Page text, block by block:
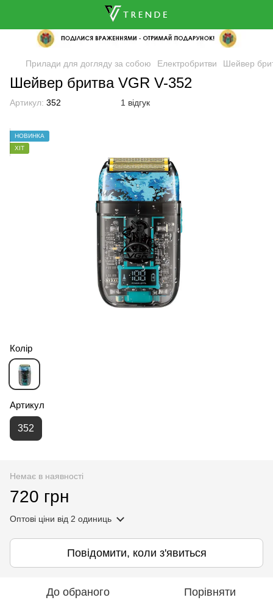
Прилади для догляду за собою Електробритви Шейвер
Шейвер бритва VGR V-352
Артикул: 352 1 відгук
НОВИНКА
ХІТ
Колір
Артикул
352
Немає в наявності
720 грн
Оптові ціни від 2 одиниць
Повідомити, коли з'явиться
До обраного Порівняти